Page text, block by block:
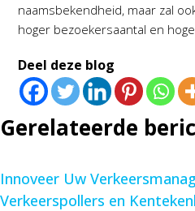
naamsbekendheid, maar zal
hoger bezoekersaantal en
Deel deze blog
Gerelateerde
Innoveer Uw
Verkeerspollers en